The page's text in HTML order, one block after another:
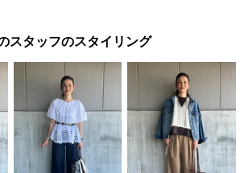
スタッフのスタイリング